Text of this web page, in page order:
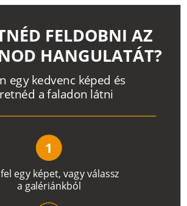
fel egy képet, vagyválassz
a galériánkból
n egy kedvenc képed és
retnéd a faladon látni
FELDOBNI AZ
HANGULATÁT?
1